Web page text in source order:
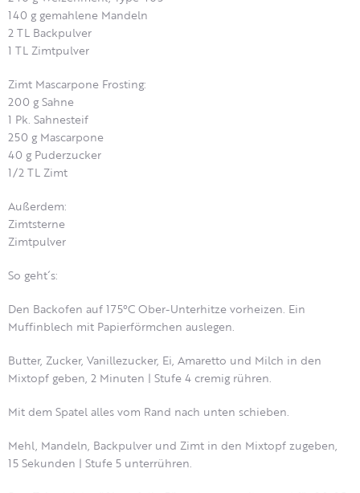
140 g gemahlene Mandeln
2 TL Backpulver
1 TL Zimtpulver
Zimt Mascarpone Frosting:
200 g Sahne
1 Pk. Sahnesteif
250 g Mascarpone
40 g Puderzucker
1/2 TL Zimt
Außerdem:
Zimtsterne
Zimtpulver
So geht´s:
Den Backofen auf 175°C Ober-Unterhitze vorheizen. Ein
Muffinblech mit Papierförmchen auslegen.
Butter, Zucker, Vanillezucker, Ei, Amaretto und Milch in den
Mixtopf geben, 2 Minuten | Stufe 4 cremig rühren.
Mit dem Spatel alles vom Rand nach unten schieben.
Mehl, Mandeln, Backpulver und Zimt in den Mixtopf zugeben,
15 Sekunden | Stufe 5 unterrühren.